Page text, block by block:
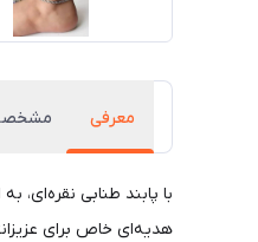
معرفی
با پابند طنابی
هدیه‌ای خاص برای